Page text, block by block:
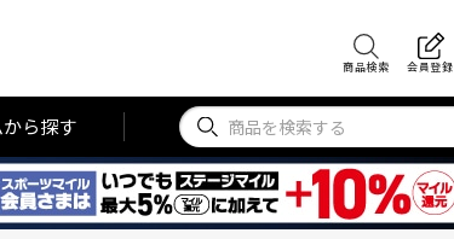
商品検索 会員登録
ら探す